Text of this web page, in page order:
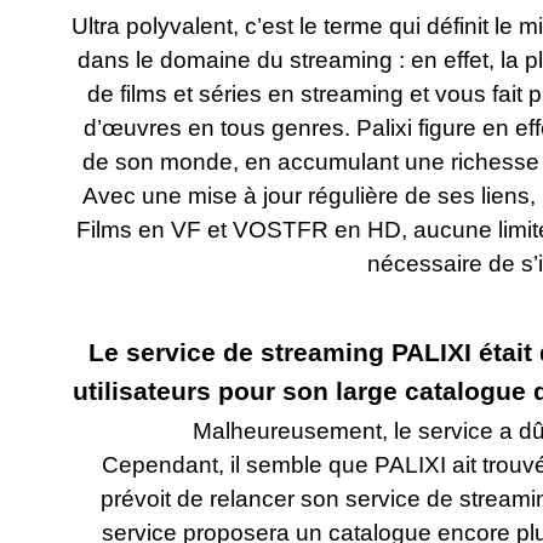
Ultra polyvalent, c’est le terme qui définit le
dans le domaine du streaming : en effet, la
de films et séries en streaming et vous fait
d’œuvres en tous genres. Palixi figure en
de son monde, en accumulant une
Avec une mise à jour régulière de ses
Films en VF et VOSTFR en HD, aucune
nécessaire de
Le service de streaming PALIXI
utilisateurs pour son large catalogue
Malheureusement, le service a
Cependant, il semble que PALIXI ait
prévoit de relancer son service de
service proposera un catalogue encore